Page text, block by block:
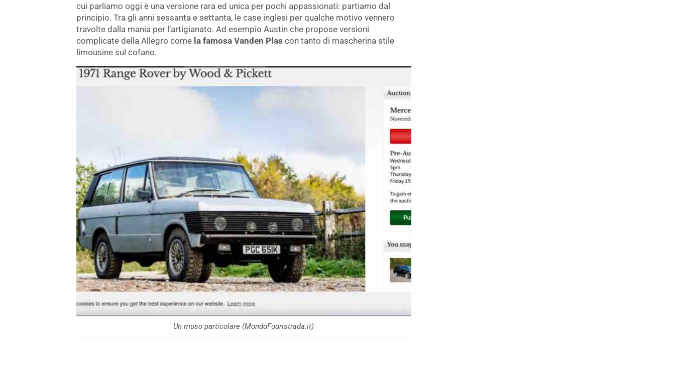
cui parliamo oggi è una versione rara ed unica per pochi appassionati: partiamo dal
principio. Tra gli anni sessanta e settanta, le case inglesi per qualche motivo vennero
travolte dalla mania per l’artigianato. Ad esempio Austin che propose versioni
complicate della Allegro come la famosa Vanden Plas con tanto di mascherina stile
limousine sul cofano.
Un muso particolare (MondoFuoristrada.it)